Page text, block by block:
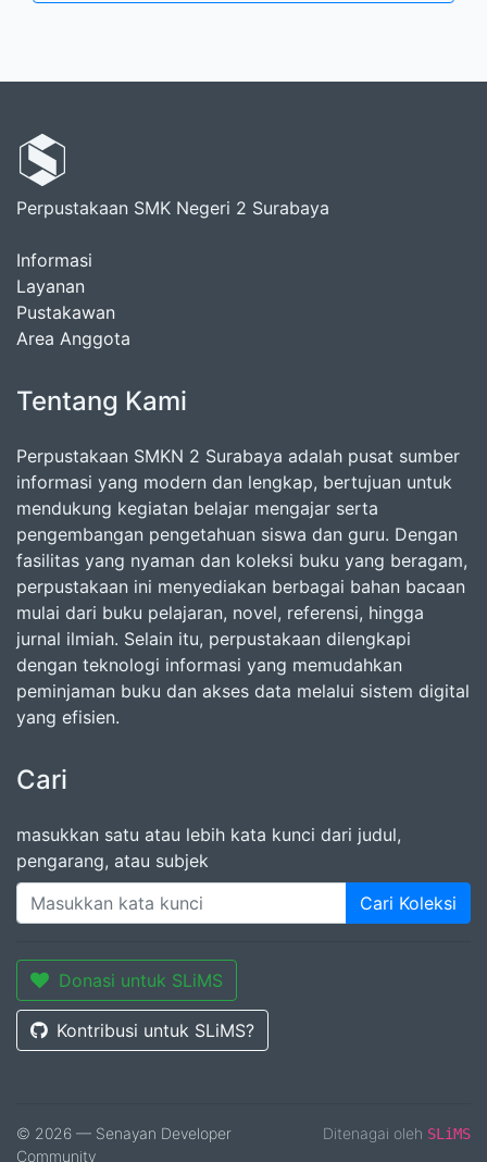
Perpustakaan SMK Negeri 2 Surabaya
Informasi
Layanan
Pustakawan
Area Anggota
Tentang Kami
Perpustakaan SMKN 2 Surabaya adalah pusat sumber
informasi yang modern dan lengkap, bertujuan untuk
mendukung kegiatan belajar mengajar serta
pengembangan pengetahuan siswa dan guru. Dengan
fasilitas yang nyaman dan koleksi buku yang beragam,
perpustakaan ini menyediakan berbagai bahan bacaan
mulai dari buku pelajaran, novel, referensi, hingga
jurnal ilmiah. Selain itu, perpustakaan dilengkapi
dengan teknologi informasi yang memudahkan
peminjaman buku dan akses data melalui sistem digital
yang efisien.
Cari
masukkan satu atau lebih kata kunci dari judul,
pengarang, atau subjek
Cari Koleksi
Donasi untuk SLiMS
Kontribusi untuk SLiMS?
© 2026 — Senayan Developer
Community
Ditenagai oleh SLiMS